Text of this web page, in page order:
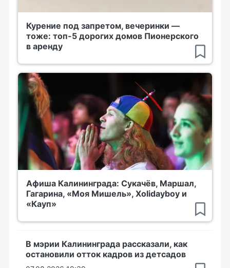
Курение под запретом, вечеринки —
тоже: топ-5 дорогих домов Пионерского
в аренду
Афиша Калининграда: Сукачёв, Маршал,
Гагарина, «Моя Мишель», Xolidayboy и
«Кауп»
В мэрии Калининграда рассказали, как
остановили отток кадров из детсадов